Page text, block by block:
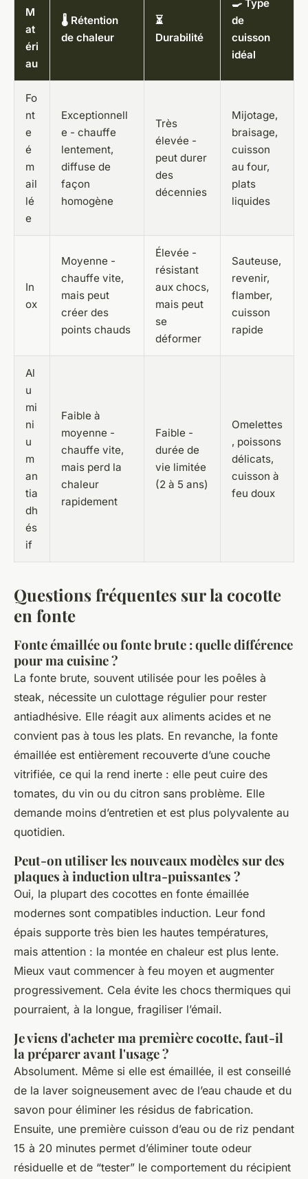
M
at
éri
au
🌡️ Rétention
de chaleur
⏳
Durabilité
🍳 Type
de
cuisson
idéal
Fo
nt
e
é
m
ail
lé
e
Exceptionnell
e - chauffe
lentement,
diffuse de
façon
homogène
Très
élevée -
peut durer
des
décennies
Mijotage,
braisage,
cuisson
au four,
plats
liquides
In
ox
Moyenne -
chauffe vite,
mais peut
créer des
points chauds
Élevée -
résistant
aux chocs,
mais peut
se
déformer
Sauteuse,
revenir,
flamber,
cuisson
rapide
Al
u
mi
ni
u
m
an
tia
dh
és
if
Faible à
moyenne -
chauffe vite,
mais perd la
chaleur
rapidement
Faible -
durée de
vie limitée
(2 à 5 ans)
Omelettes
, poissons
délicats,
cuisson à
feu doux
Questions fréquentes sur la cocotte
en fonte
Fonte émaillée ou fonte brute : quelle différence
pour ma cuisine ?
La fonte brute, souvent utilisée pour les poêles à
steak, nécessite un culottage régulier pour rester
antiadhésive. Elle réagit aux aliments acides et ne
convient pas à tous les plats. En revanche, la fonte
émaillée est entièrement recouverte d’une couche
vitrifiée, ce qui la rend inerte : elle peut cuire des
tomates, du vin ou du citron sans problème. Elle
demande moins d’entretien et est plus polyvalente au
quotidien.
Peut-on utiliser les nouveaux modèles sur des
plaques à induction ultra-puissantes ?
Oui, la plupart des cocottes en fonte émaillée
modernes sont compatibles induction. Leur fond
épais supporte très bien les hautes températures,
mais attention : la montée en chaleur est plus lente.
Mieux vaut commencer à feu moyen et augmenter
progressivement. Cela évite les chocs thermiques qui
pourraient, à la longue, fragiliser l’émail.
Je viens d'acheter ma première cocotte, faut-il
la préparer avant l'usage ?
Absolument. Même si elle est émaillée, il est conseillé
de la laver soigneusement avec de l’eau chaude et du
savon pour éliminer les résidus de fabrication.
Ensuite, une première cuisson d’eau ou de riz pendant
15 à 20 minutes permet d’éliminer toute odeur
résiduelle et de “tester” le comportement du récipient